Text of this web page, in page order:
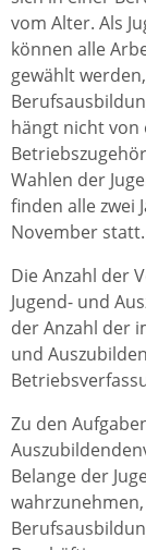
vom Alter. Als
können alle
gewählt
hängt nicht
Wahlen der
finden alle zwei
November statt.
Die Anzahl der
Jugend- und
der Anzahl der
und
Zu den
Belange der